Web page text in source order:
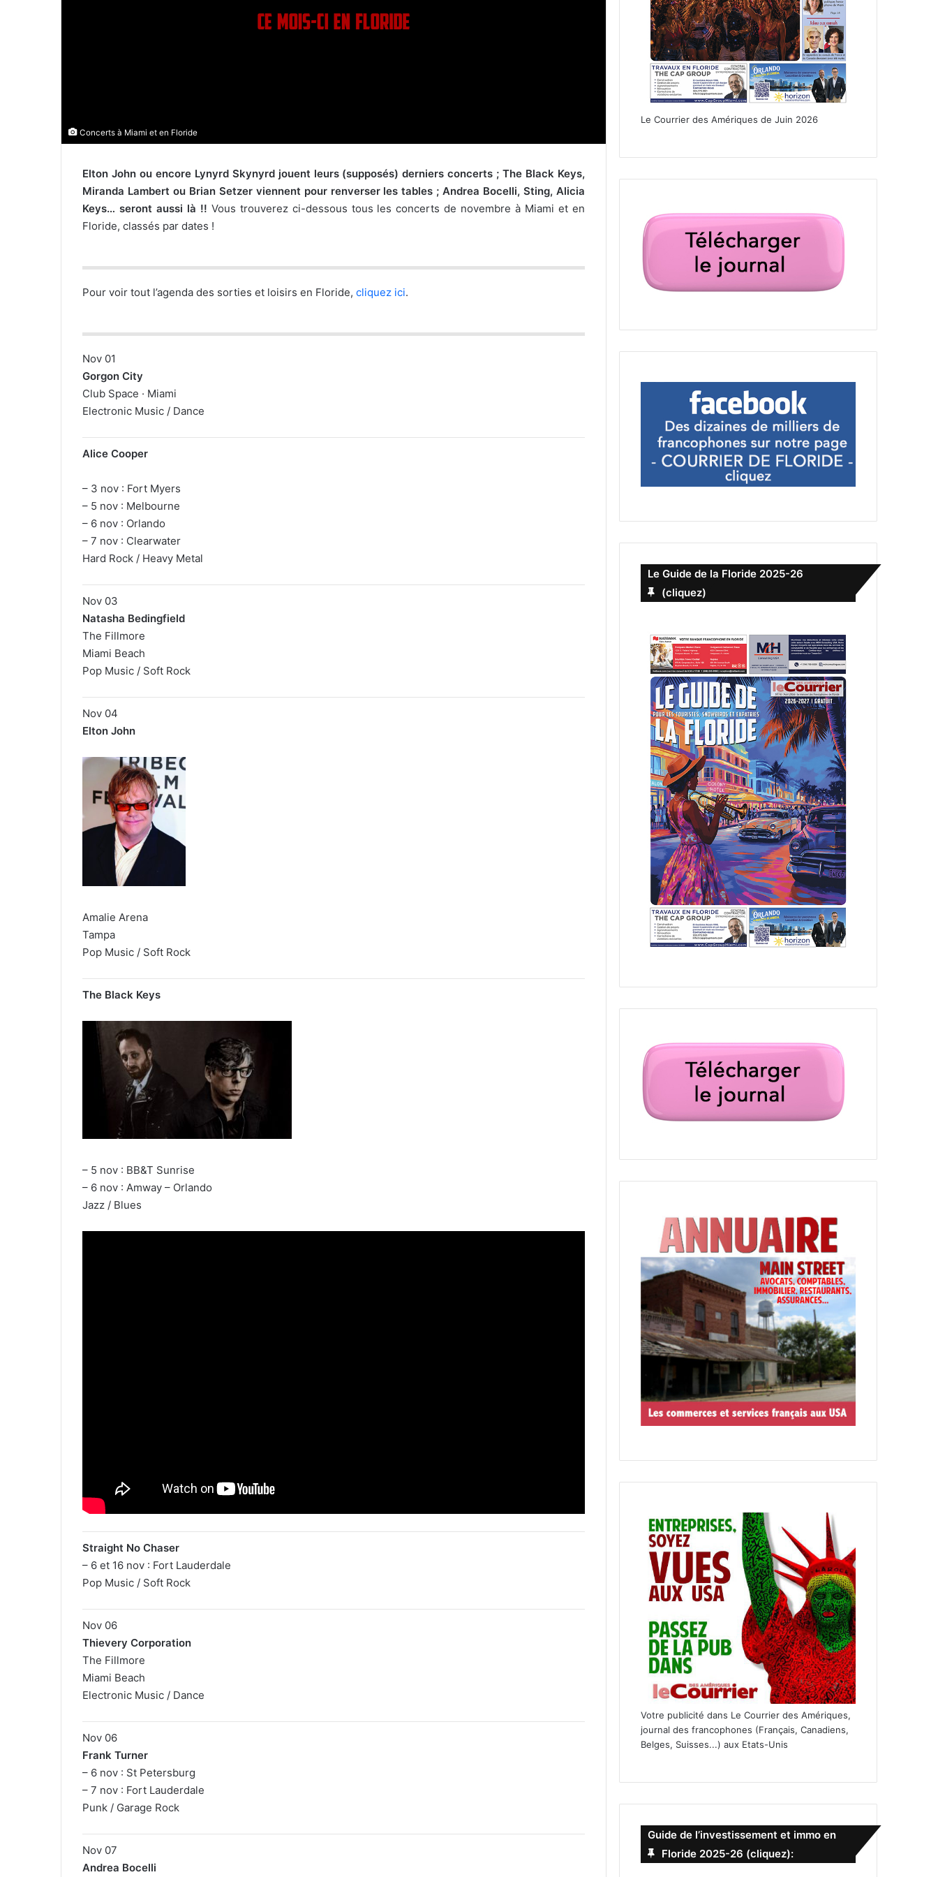
Concerts à Miami et en Floride
Elton John ou encore Lynyrd Skynyrd jouent leurs (supposés) derniers concerts ; The Black Keys,
Miranda Lambert ou Brian Setzer viennent pour renverser les tables ; Andrea Bocelli, Sting, Alicia
Keys… seront aussi là !! Vous trouverez ci-dessous tous les concerts de novembre à Miami et en
Floride, classés par dates !
Pour voir tout l’agenda des sorties et loisirs en Floride, cliquez ici.
Nov 01
Gorgon City
Club Space · Miami
Electronic Music / Dance
Alice Cooper
– 3 nov : Fort Myers
– 5 nov : Melbourne
– 6 nov : Orlando
– 7 nov : Clearwater
Hard Rock / Heavy Metal
Nov 03
Natasha Bedingfield
The Fillmore
Miami Beach
Pop Music / Soft Rock
Nov 04
Elton John
Amalie Arena
Tampa
Pop Music / Soft Rock
The Black Keys
– 5 nov : BB&T Sunrise
– 6 nov : Amway – Orlando
Jazz / Blues
Straight No Chaser
– 6 et 16 nov : Fort Lauderdale
Pop Music / Soft Rock
Nov 06
Thievery Corporation
The Fillmore
Miami Beach
Electronic Music / Dance
Nov 06
Frank Turner
– 6 nov : St Petersburg
– 7 nov : Fort Lauderdale
Punk / Garage Rock
Nov 07
Andrea Bocelli
Le Courrier des Amériques de Juin 2026
Le Guide de la Floride 2025-26
(cliquez)
Votre publicité dans Le Courrier des Amériques,
journal des francophones (Français, Canadiens,
Belges, Suisses...) aux Etats-Unis
Guide de l’investissement et immo en
Floride 2025-26 (cliquez):